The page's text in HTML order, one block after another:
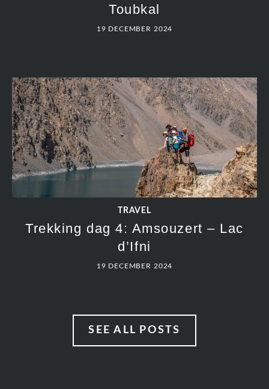
Toubkal
19 DECEMBER 2024
TRAVEL
Trekking dag 4: Amsouzert – Lac
d’Ifni
19 DECEMBER 2024
SEE ALL POSTS